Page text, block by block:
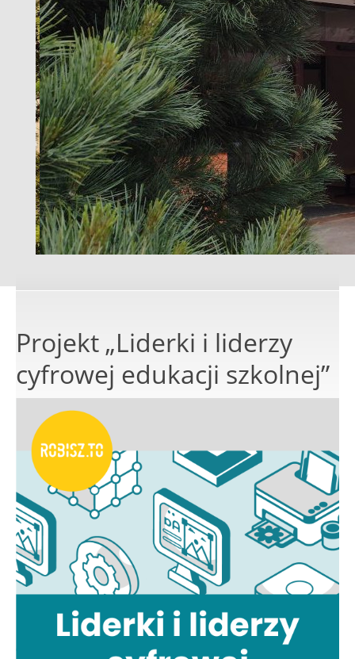
Projekt „Liderki i liderzy
cyfrowej edukacji szkolnej”